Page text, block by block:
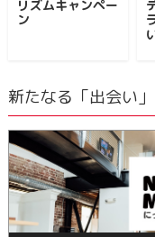
リズムキャンペー
ン
新たなる「出会い」